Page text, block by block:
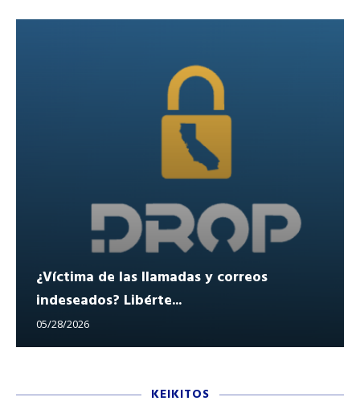
¿Víctima de las llamadas y correos
indeseados? Libérte...
05/28/2026
KEIKITOS